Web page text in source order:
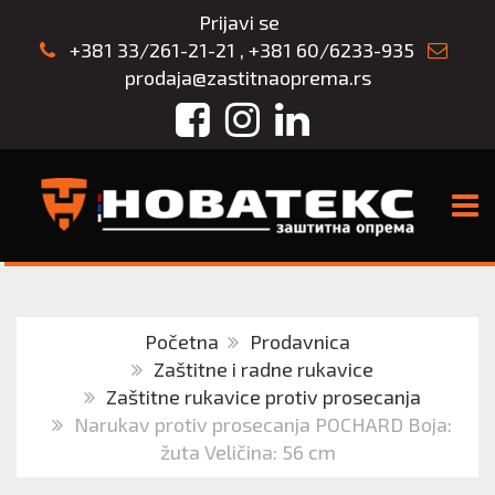
Prijavi se
+381 33/261-21-21 , +381 60/6233-935
prodaja@zastitnaoprema.rs
FacebookInstagram
LinkedIn
Početna
Prodavnica
Zaštitne i radne rukavice
Zaštitne rukavice protiv prosecanja
Narukav protiv prosecanja POCHARD Boja:
žuta Veličina: 56 cm